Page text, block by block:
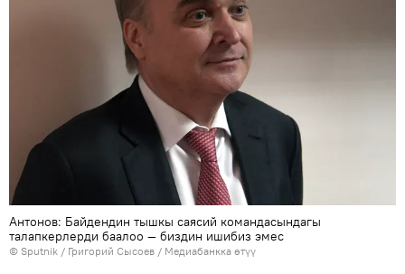
Антонов: Байдендин тышкы саясий командасындагы
талапкерлерди баалоо — биздин ишибиз эмес
© Sputnik / Григорий Сысоев / Медиабанкка өтүү